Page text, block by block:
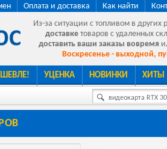
Оплата и доставка Как найти
Из-за ситуации с топливом в других
доставке товаров с удаленных
доставить ваши заказы вовремя
Воскресенье - выходной,
УЦЕНКА НОВИНКИ ХИТЫ
видеокарта RTX